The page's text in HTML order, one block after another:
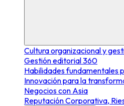
Cultura organizacional y
Gestión editorial 360
Habilidades fundamentales
Innovación para la
Negocios con Asia
Reputación Corporativa,